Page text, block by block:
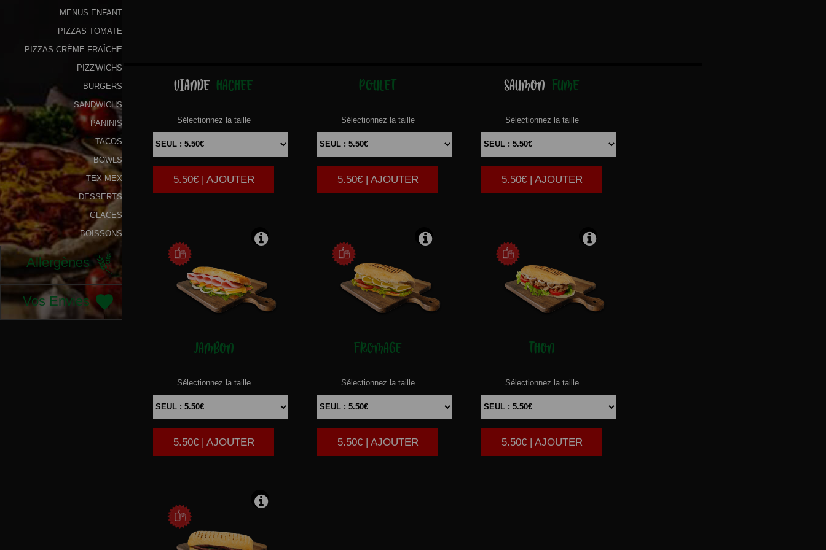
De
Fidélité
Vos
Avis
Zones
de
Livraison
MENUS ENFANT
PIZZAS TOMATE
PIZZAS CRÈME FRAÎCHE
PIZZ'WICHS
BURGERS
SANDWICHS
PANINIS
TACOS
BOWLS
TEX MEX
DESSERTS
GLACES
BOISSONS
Allergènes
Vos Envies
VIANDE HACHEE
Sélectionnez la taille
5.50€ | AJOUTER
POULET
Sélectionnez la taille
5.50€ | AJOUTER
SAUMON FUME
Sélectionnez la taille
5.50€ | AJOUTER
JAMBON
Sélectionnez la taille
5.50€ | AJOUTER
FROMAGE
Sélectionnez la taille
5.50€ | AJOUTER
THON
Sélectionnez la taille
5.50€ | AJOUTER